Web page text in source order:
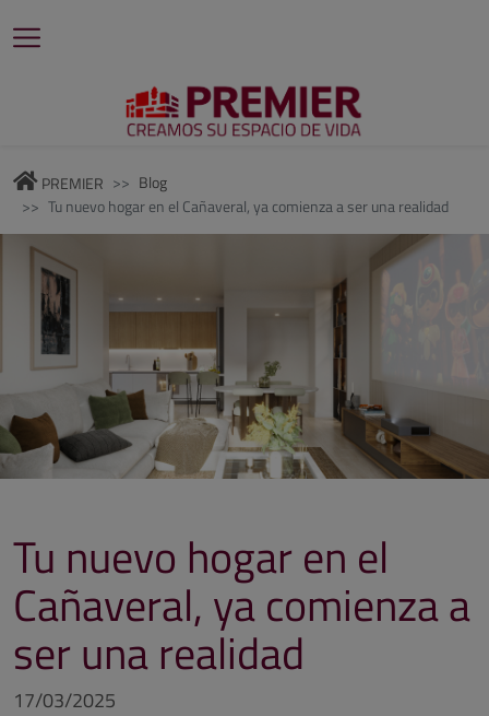
PREMIER
Blog
Tu nuevo hogar en el Cañaveral, ya comienza a ser una realidad
Tu nuevo hogar en el
Cañaveral, ya comienza a
ser una realidad
17/03/2025